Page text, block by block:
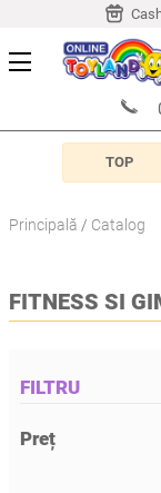
TOP
Principală Catalog
FITNESS SI
FILTRU
Preț